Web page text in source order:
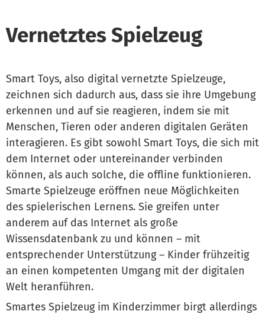
Vernetztes Spielzeug
Smart Toys, also digital vernetzte Spielzeuge,
zeichnen sich dadurch aus, dass sie ihre Umgebung
erkennen und auf sie reagieren, indem sie mit
Menschen, Tieren oder anderen digitalen Geräten
interagieren. Es gibt sowohl Smart Toys, die sich mit
dem Internet oder untereinander verbinden
können, als auch solche, die offline funktionieren.
Smarte Spielzeuge eröffnen neue Möglichkeiten
des spielerischen Lernens. Sie greifen unter
anderem auf das Internet als große
Wissensdatenbank zu und können – mit
entsprechender Unterstützung – Kinder frühzeitig
an einen kompetenten Umgang mit der digitalen
Welt heranführen.
Smartes Spielzeug im Kinderzimmer birgt allerdings